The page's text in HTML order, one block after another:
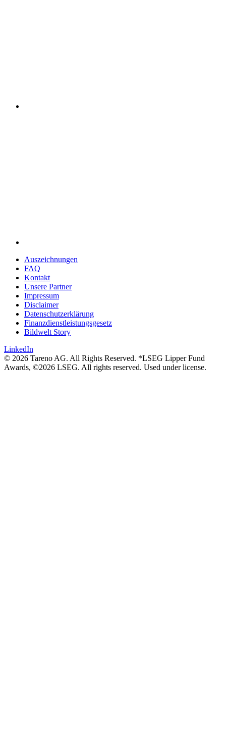
Auszeich­nungen
FAQ
Kontakt
Unsere Partner
Impressum
Disclaimer
Daten­schutz­er­klä­rung
Finanz­dienst­lei­stungs­ge­setz
Bildwelt Story
LinkedIn
© 2026 Tareno AG. All Rights Reserved. *LSEG Lipper Fund
Awards, ©2026 LSEG. All rights reserved. Used under license.